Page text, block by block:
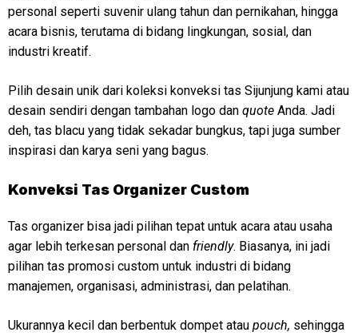
personal seperti suvenir ulang tahun dan pernikahan, hingga
acara bisnis, terutama di bidang lingkungan, sosial, dan
industri kreatif.
Pilih desain unik dari koleksi konveksi tas Sijunjung kami atau
desain sendiri dengan tambahan logo dan quote Anda. Jadi
deh, tas blacu yang tidak sekadar bungkus, tapi juga sumber
inspirasi dan karya seni yang bagus.
Konveksi Tas Organizer Custom
Tas organizer bisa jadi pilihan tepat untuk acara atau usaha
agar lebih terkesan personal dan friendly. Biasanya, ini jadi
pilihan tas promosi custom untuk industri di bidang
manajemen, organisasi, administrasi, dan pelatihan.
Ukurannya kecil dan berbentuk dompet atau pouch, sehingga